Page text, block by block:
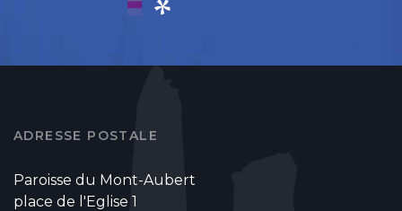
ADRESSE POSTALE
Paroisse du Mont-Aubert
place de l'Eglise 1